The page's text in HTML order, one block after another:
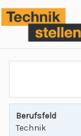
Berufsfeld
Technik